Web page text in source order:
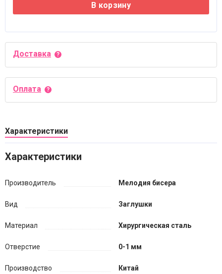
В корзину
Доставка
Оплата
Характеристики
Характеристики
Производитель Мелодия бисера
Вид Заглушки
Материал Хирургическая сталь
Отверстие 0-1 мм
Производство Китай